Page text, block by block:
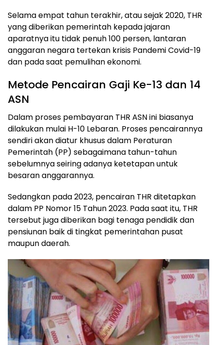
Selama empat tahun terakhir, atau sejak 2020, THR
yang diberikan pemerintah kepada jajaran
aparatnya itu tidak penuh 100 persen, lantaran
anggaran negara tertekan krisis Pandemi Covid-19
dan pada saat pemulihan ekonomi.
Metode Pencairan Gaji Ke-13 dan 14
ASN
Dalam proses pembayaran THR ASN ini biasanya
dilakukan mulai H-10 Lebaran. Proses pencairannya
sendiri akan diatur khusus dalam Peraturan
Pemerintah (PP) sebagaimana tahun-tahun
sebelumnya seiring adanya ketetapan untuk
besaran anggarannya.
Sedangkan pada 2023, pencairan THR ditetapkan
dalam PP Nomor 15 Tahun 2023. Pada saat itu, THR
tersebut juga diberikan bagi tenaga pendidik dan
pensiunan baik di tingkat pemerintahan pusat
maupun daerah.